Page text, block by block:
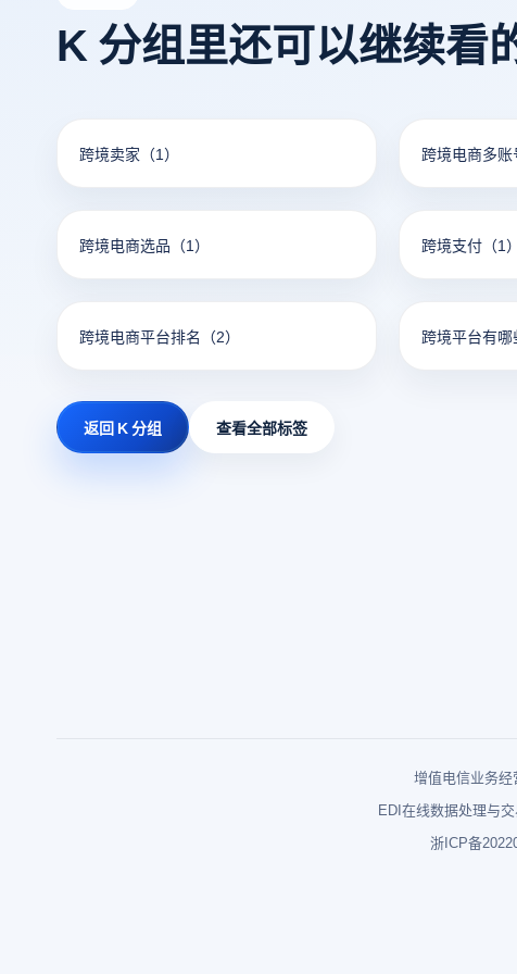
K 分组里还可以继续看
跨境卖家 （1） 跨境电商多账
跨境电商选品 （1） 跨境支付 （1）
跨境电商平台排名 （2） 跨境平台有哪
返回 K 分组 查看全部标签
增值电信业务
EDI在线数据处理与
浙ICP备